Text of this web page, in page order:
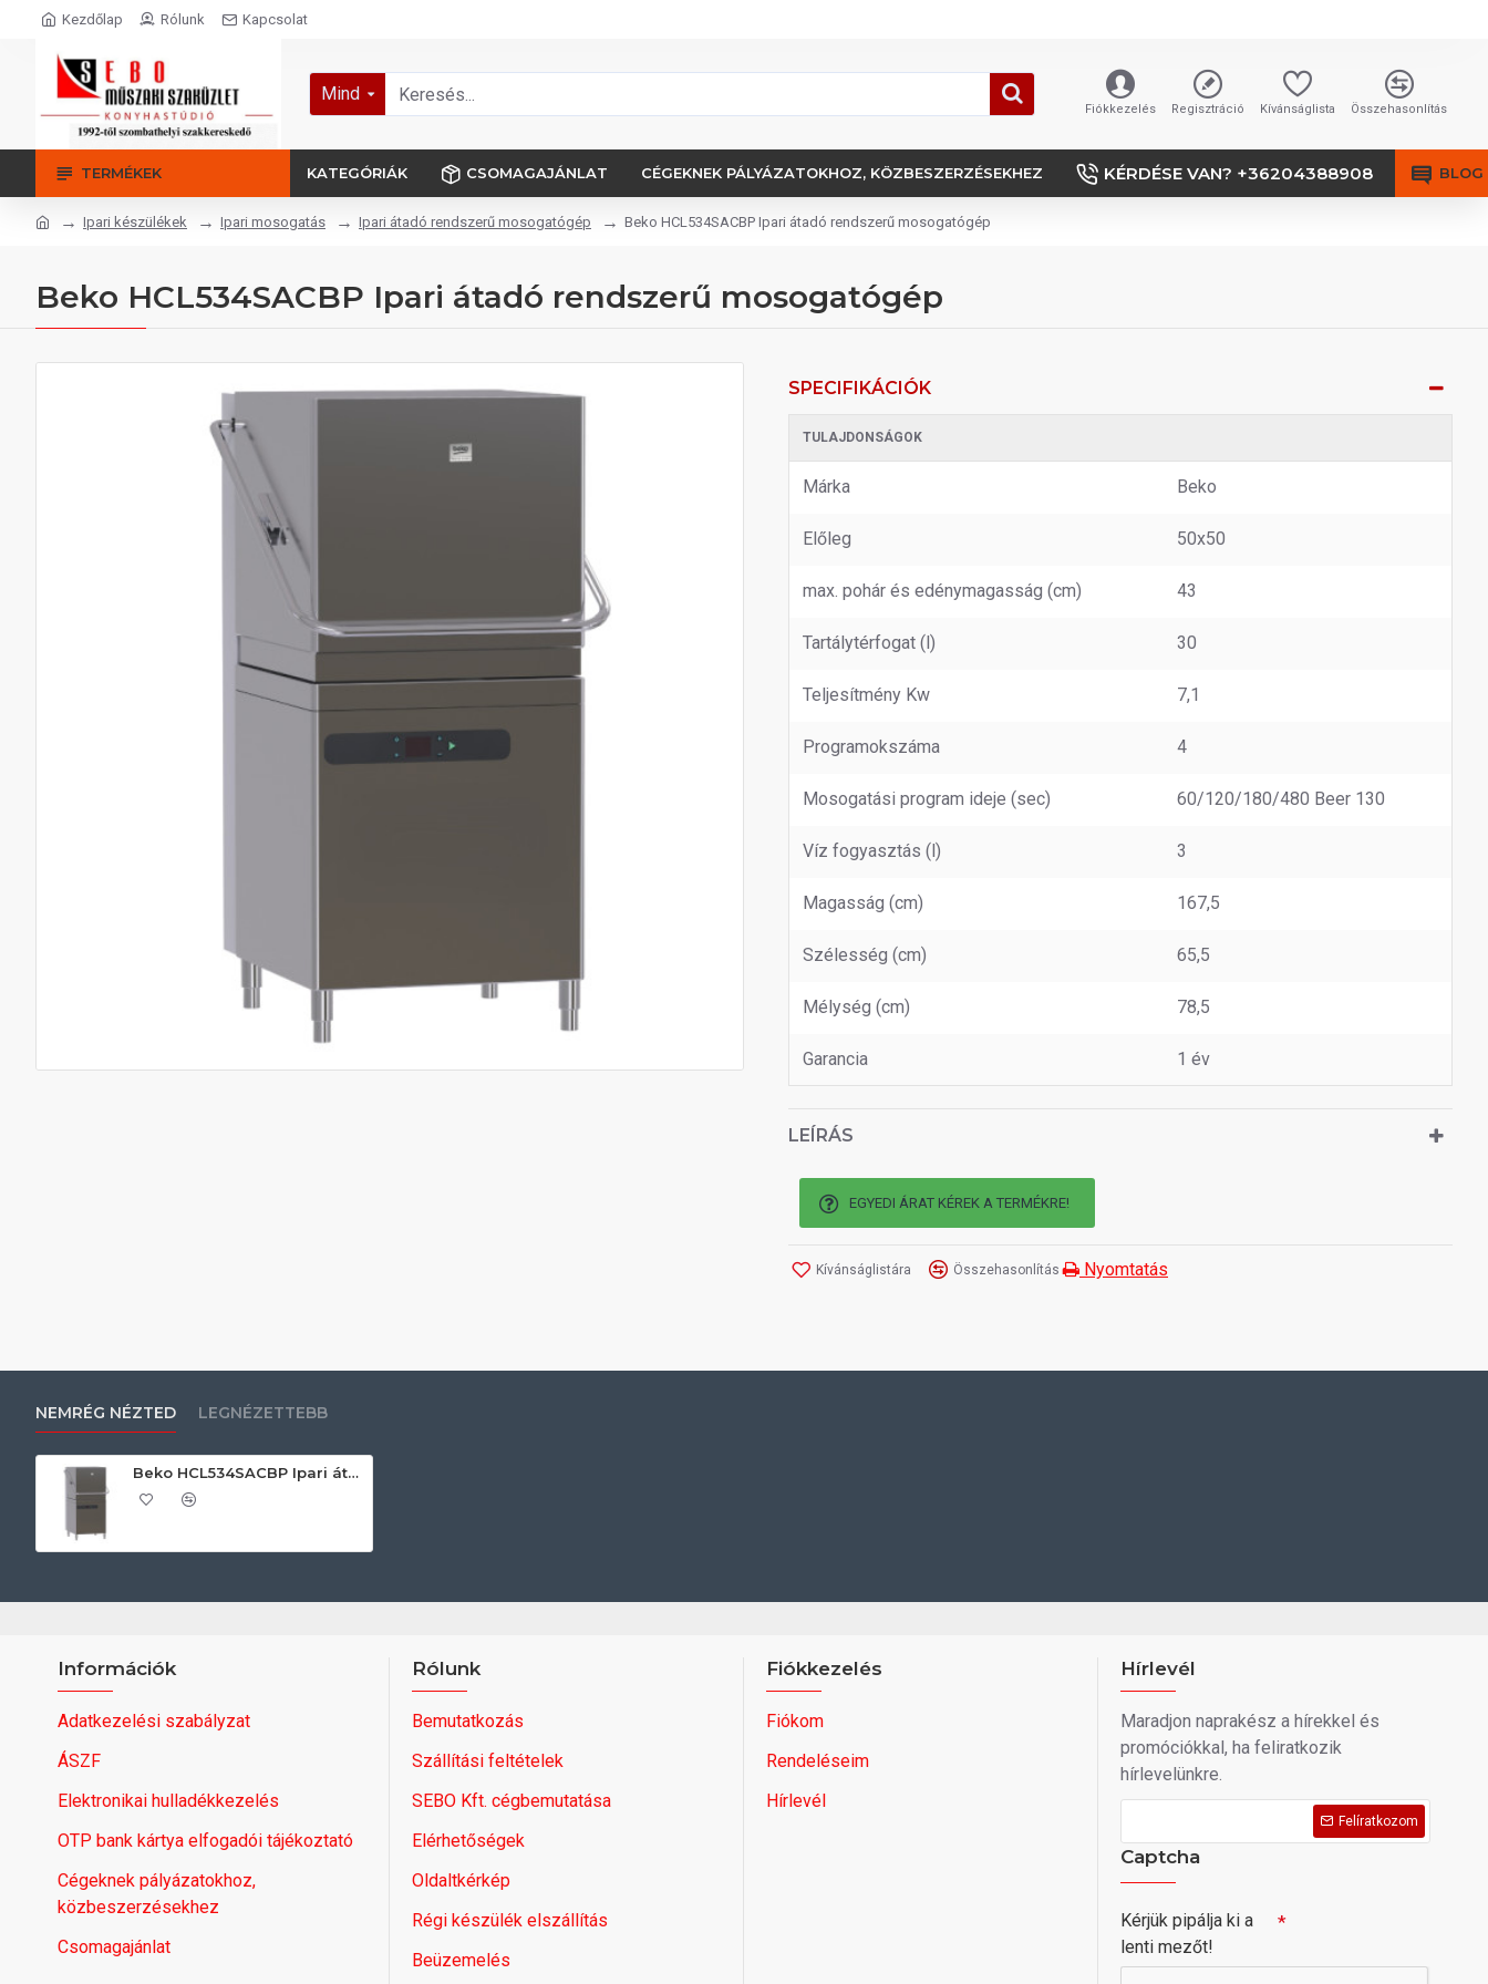
Kezdőlap Rólunk Kapcsolat
Mind
Fiókkezelés Regisztráció Kívánságlista Összehasonlítás
TERMÉKEK KATEGÓRIÁK CSOMAGAJÁNLAT CÉGEKNEK PÁLYÁZATOKHOZ, KÖZBESZERZÉSEKHEZ KÉRDÉSE VAN? +36204388908 BLOG
Ipari készülékek Ipari mosogatás Ipari átadó rendszerű mosogatógép Beko HCL534SACBP Ipari átadó rendszerű mosogatógép
Beko HCL534SACBP Ipari átadó rendszerű mosogatógép
SPECIFIKÁCIÓK
TULAJDONSÁGOK
Márka Beko
Előleg 50x50
max. pohár és edénymagasság (cm) 43
Tartálytérfogat (l) 30
Teljesítmény Kw 7,1
Programokszáma 4
Mosogatási program ideje (sec) 60/120/180/480 Beer 130
Víz fogyasztás (l) 3
Magasság (cm) 167,5
Szélesség (cm) 65,5
Mélység (cm) 78,5
Garancia 1 év
LEÍRÁS
EGYEDI ÁRAT KÉREK A TERMÉKRE!
Kívánságlistára Összehasonlítás Nyomtatás
NEMRÉG NÉZTED LEGNÉZETTEBB
Beko HCL534SACBP Ipari átadó rendszerű mosogatógép
Információk
Adatkezelési szabályzat
ÁSZF
Elektronikai hulladékkezelés
OTP bank kártya elfogadói tájékoztató
Cégeknek pályázatokhoz,
közbeszerzésekhez
Csomagajánlat
Rólunk
Bemutatkozás
Szállítási feltételek
SEBO Kft. cégbemutatása
Elérhetőségek
Oldaltkérkép
Régi készülék elszállítás
Beüzemelés
Fiókkezelés
Fiókom
Rendeléseim
Hírlevél
Hírlevél
Maradjon naprakész a hírekkel és
promóciókkal, ha feliratkozik
hírlevelünkre.
Felíratkozom
Captcha
Kérjük pipálja ki a
lenti mezőt!